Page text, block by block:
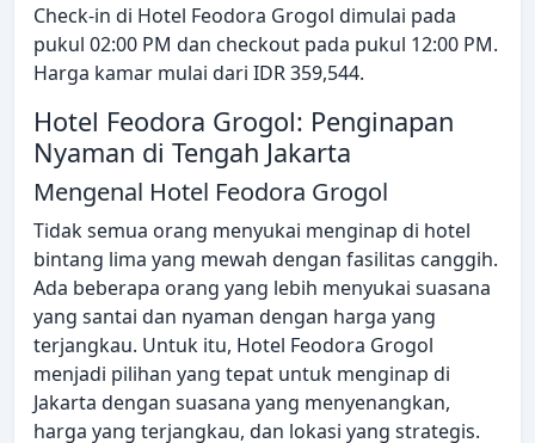
Check-in di Hotel Feodora Grogol dimulai pada
pukul 02:00 PM dan checkout pada pukul 12:00 PM.
Harga kamar mulai dari IDR 359,544.
Hotel Feodora Grogol: Penginapan
Nyaman di Tengah Jakarta
Mengenal Hotel Feodora Grogol
Tidak semua orang menyukai menginap di hotel
bintang lima yang mewah dengan fasilitas canggih.
Ada beberapa orang yang lebih menyukai suasana
yang santai dan nyaman dengan harga yang
terjangkau. Untuk itu, Hotel Feodora Grogol
menjadi pilihan yang tepat untuk menginap di
Jakarta dengan suasana yang menyenangkan,
harga yang terjangkau, dan lokasi yang strategis.